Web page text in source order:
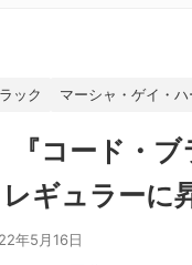
ック マーシャ・ゲイ・ハ
『コード・
ギュラーに
年5月16日